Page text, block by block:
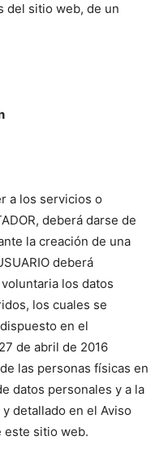
del sitio web, de un
a los servicios o
deberá darse de
la creación de una
deberá
los datos
los cuales se
en el
de abril de 2016
las personas físicas en
datos personales y a la
detallado en el Aviso
este sitio web.